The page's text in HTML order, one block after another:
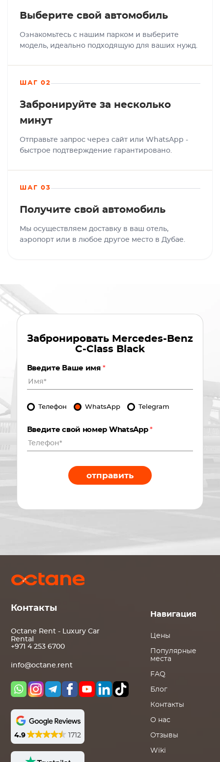
Выберите свой автомобиль
Ознакомьтесь с нашим парком и выберите
модель, идеально подходящую для ваших нужд.
ШАГ 02
Забронируйте за несколько
минут
Отправьте запрос через сайт или WhatsApp -
быстрое подтверждение гарантировано.
ШАГ 03
Получите свой автомобиль
Мы осуществляем доставку в ваш отель,
аэропорт или в любое другое место в Дубае.
Забронировать Mercedes-Benz
C-Class Black
Введите Ваше имя *
Телефон WhatsApp Telegram
Введите свой номер WhatsApp*
отправить
Контакты
Octane Rent - Luxury Car
Rental
+971 4 253 6700
info@octane.rent
4.9 1712
Навигация
Цены
Популярные
места
FAQ
Блог
Контакты
О нас
Отзывы
Wiki